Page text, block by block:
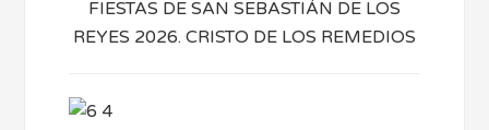
FIESTAS DE SAN SEBASTIÁN DE LOS
REYES 2026. CRISTO DE LOS REMEDIOS